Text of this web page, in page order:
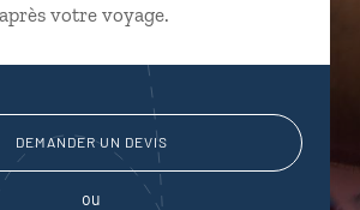
votre voyage.
DEMANDER UN DEVIS
ou